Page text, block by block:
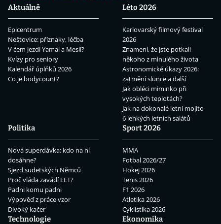
Aktuálně
Epicentrum
Neštovice: příznaky, léčba
V čem jezdí Yamal a Mesii?
Kvízy pro seniory
Kalendář úplňků 2026
Co je bodycount?
Léto 2026
Karlovarský filmový festival
2026
Znamení, že jste potkali
někoho z minulého života
Astronomické úkazy 2026:
zatmění slunce a další
Jak obléci miminko při
vysokých teplotách?
Jak na dokonalé letní mojito
6 lehkých letních salátů
Politika
Nová superdávka: kdo na ní
dosáhne?
Sjezd sudetských Němců
Proč vláda zavádí EET?
Padni komu padni
Výpověď z práce vzor
Divoký kačer
Sport 2026
MMA
Fotbal 2026/27
Hokej 2026
Tenis 2026
F1 2026
Atletika 2026
Cyklistika 2026
Technologie
Ekonomika